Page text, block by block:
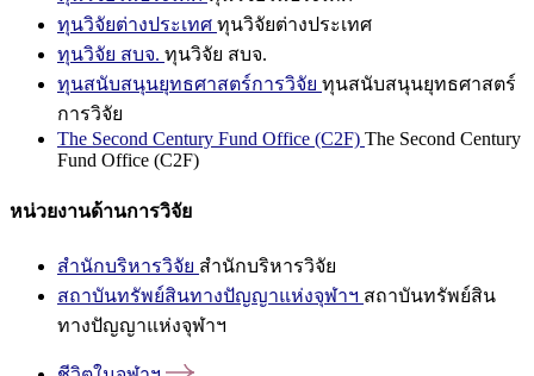
ทุนวิจัยต่างประเทศ ทุนวิจัยต่างประเทศ
ทุนวิจัย สบจ. ทุนวิจัย สบจ.
ทุนสนับสนุนยุทธศาสตร์การวิจัย ทุนสนับสนุนยุทธศาสตร์
การวิจัย
The Second Century Fund Office (C2F) The Second Century
Fund Office (C2F)
หน่วยงานด้านการวิจัย
สำนักบริหารวิจัย สำนักบริหารวิจัย
สถาบันทรัพย์สินทางปัญญาแห่งจุฬาฯ สถาบันทรัพย์สิน
ทางปัญญาแห่งจุฬาฯ